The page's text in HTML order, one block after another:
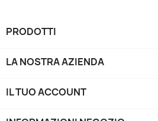
PRODOTTI
LA NOSTRA AZIENDA
IL TUO ACCOUNT